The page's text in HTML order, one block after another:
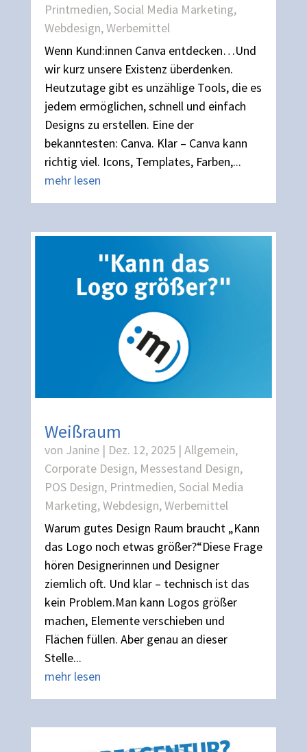
Printmedien,Social Media Marketing,
Webdesign,Werbemittel
Wenn Kund:innen Canva entdecken…Und
wir kurz unsere Existenz überdenken.
Heutzutage gibt es unzählige Tools, die es
jedem ermöglichen, schnell und einfach
Designs zu erstellen. Eine der
bekanntesten: Canva. Klar – Canva kann
richtig viel. Icons, Templates, Farben,...
mehr lesen
Weißraum
von Janine| Dez. 12, 2025| Allgemein,
Corporate Design, Messestand Design,
POS Design, Printmedien,Social Media
Marketing,Webdesign,Werbemittel
Warum gutes Design Raum braucht „Kann
das Logo noch etwas größer?“Diese Frage
hören Designerinnen und Designer
ziemlich oft. Und klar – technisch ist das
kein Problem.Man kann Logos größer
machen, Elemente verschieben und
Flächen füllen. Aber genau an dieser
Stelle...
mehr lesen